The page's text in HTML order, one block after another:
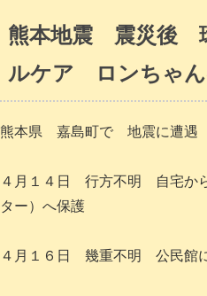
熊本地震 震災後
ルケア ロンちゃ
熊本県 嘉島町で 地震に遭遇
４月１４日 行方不明 自宅か
ター）へ保護
４月１６日 幾重不明 公民館